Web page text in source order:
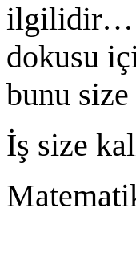
ilgilidir…
dokusu
bunu
İş size